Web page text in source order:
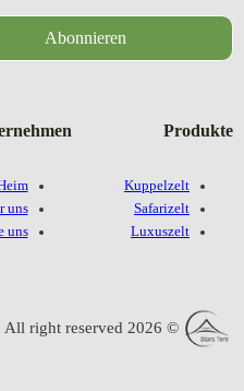
Nachricht
Projekte